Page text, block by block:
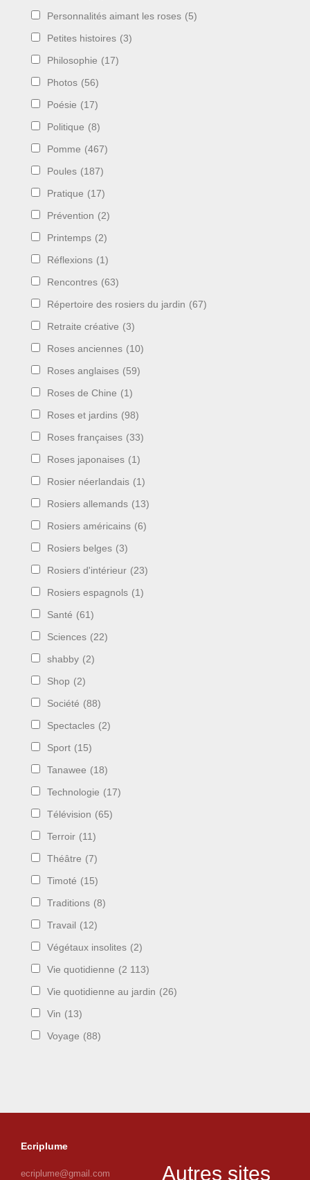
Personnalités aimant les roses (5)
Petites histoires (3)
Philosophie (17)
Photos (56)
Poésie (17)
Politique (8)
Pomme (467)
Poules (187)
Pratique (17)
Prévention (2)
Printemps (2)
Réflexions (1)
Rencontres (63)
Répertoire des rosiers du jardin (67)
Retraite créative (3)
Roses anciennes (10)
Roses anglaises (59)
Roses de Chine (1)
Roses et jardins (98)
Roses françaises (33)
Roses japonaises (1)
Rosier néerlandais (1)
Rosiers allemands (13)
Rosiers américains (6)
Rosiers belges (3)
Rosiers d'intérieur (23)
Rosiers espagnols (1)
Santé (61)
Sciences (22)
shabby (2)
Shop (2)
Société (88)
Spectacles (2)
Sport (15)
Tanawee (18)
Technologie (17)
Télévision (65)
Terroir (11)
Théâtre (7)
Timoté (15)
Traditions (8)
Travail (12)
Végétaux insolites (2)
Vie quotidienne (2 113)
Vie quotidienne au jardin (26)
Vin (13)
Voyage (88)
Ecriplume
ecriplume@gmail.com Autres sites